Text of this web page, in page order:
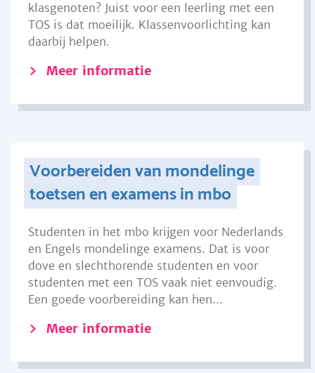
klasgenoten? Juist voor een leerling met een
TOS is dat moeilijk. Klassenvoorlichting kan
daarbij helpen.
Meer informatie
Voorbereiden van mondelinge
toetsen en examens in mbo
Studenten in het mbo krijgen voor Nederlands
en Engels mondelinge examens. Dat is voor
dove en slechthorende studenten en voor
studenten met een TOS vaak niet eenvoudig.
Een goede voorbereiding kan hen...
Meer informatie